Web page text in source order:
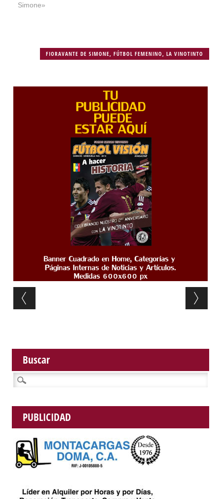
Simone»
FIORAVANTE DE SIMONE ,FÚTBOL FEMENINO ,LA VINOTINTO
Post navigation
Buscar
Buscar:
PUBLICIDAD